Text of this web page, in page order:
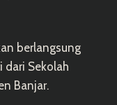
berlangsung
dari Sekolah
Banjar.